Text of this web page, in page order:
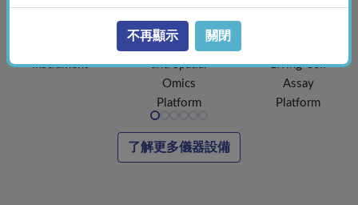
驗儀器
Instrument
間組學分析
平台
Single-Cell
and Spatial
Omics
Platform
活性分析平
Living Cell
Assay
Platform
了解更多儀器設備
不再顯示 關閉